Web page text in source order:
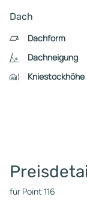
Dach
Dachform
Dachneigung
Kniestockhöhe
für Point 116